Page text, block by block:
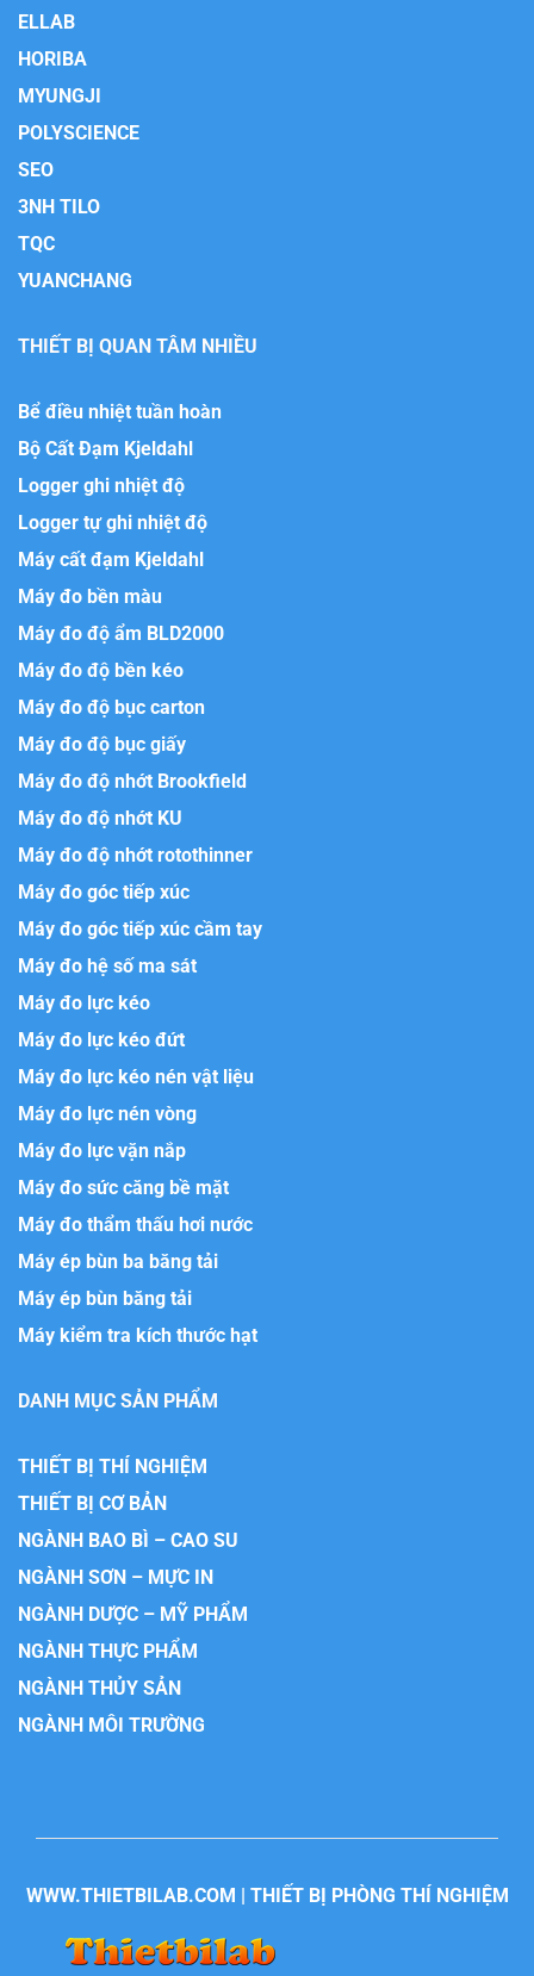
ELLAB
HORIBA
MYUNGJI
POLYSCIENCE
SEO
3NH TILO
TQC
YUANCHANG
THIẾT BỊ QUAN TÂM NHIỀU
Bể điều nhiệt tuần hoàn
Bộ Cất Đạm Kjeldahl
Logger ghi nhiệt độ
Logger tự ghi nhiệt độ
Máy cất đạm Kjeldahl
Máy đo bền màu
Máy đo độ ẩm BLD2000
Máy đo độ bền kéo
Máy đo độ bục carton
Máy đo độ bục giấy
Máy đo độ nhớt Brookfield
Máy đo độ nhớt KU
Máy đo độ nhớt rotothinner
Máy đo góc tiếp xúc
Máy đo góc tiếp xúc cầm tay
Máy đo hệ số ma sát
Máy đo lực kéo
Máy đo lực kéo đứt
Máy đo lực kéo nén vật liệu
Máy đo lực nén vòng
Máy đo lực vặn nắp
Máy đo sức căng bề mặt
Máy đo thẩm thấu hơi nước
Máy ép bùn ba băng tải
Máy ép bùn băng tải
Máy kiểm tra kích thước hạt
DANH MỤC SẢN PHẨM
THIẾT BỊ THÍ NGHIỆM
THIẾT BỊ CƠ BẢN
NGÀNH BAO BÌ – CAO SU
NGÀNH SƠN – MỰC IN
NGÀNH DƯỢC – MỸ PHẨM
NGÀNH THỰC PHẨM
NGÀNH THỦY SẢN
NGÀNH MÔI TRƯỜNG
WWW.THIETBILAB.COM | THIẾT BỊ PHÒNG THÍ NGHIỆM